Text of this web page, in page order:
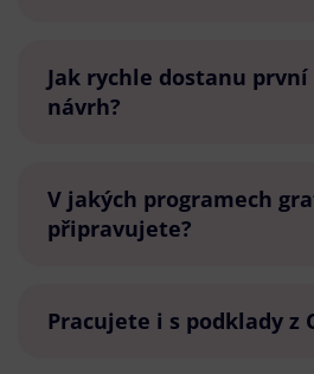
Jak rychle dostanu
návrh?
V jakých programech
připravujete?
Pracujete i s podklady z